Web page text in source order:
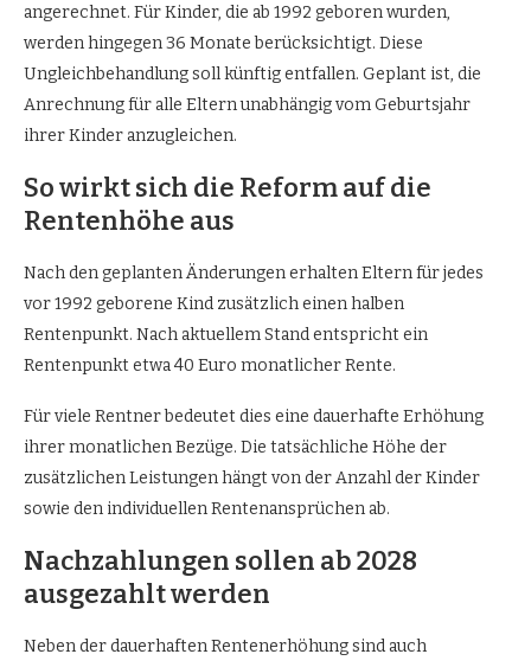
angerechnet. Für Kinder, die ab 1992 geboren wurden,
werden hingegen 36 Monate berücksichtigt. Diese
Ungleichbehandlung soll künftig entfallen. Geplant ist, die
Anrechnung für alle Eltern unabhängig vom Geburtsjahr
ihrer Kinder anzugleichen.
So wirkt sich die Reform auf die
Rentenhöhe aus
Nach den geplanten Änderungen erhalten Eltern für jedes
vor 1992 geborene Kind zusätzlich einen halben
Rentenpunkt. Nach aktuellem Stand entspricht ein
Rentenpunkt etwa 40 Euro monatlicher Rente.
Für viele Rentner bedeutet dies eine dauerhafte Erhöhung
ihrer monatlichen Bezüge. Die tatsächliche Höhe der
zusätzlichen Leistungen hängt von der Anzahl der Kinder
sowie den individuellen Rentenansprüchen ab.
Nachzahlungen sollen ab 2028
ausgezahlt werden
Neben der dauerhaften Rentenerhöhung sind auch